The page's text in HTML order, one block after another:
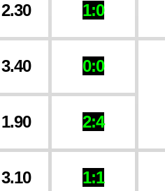
2.30 1:0
3.40 0:0
1.90 2:4
3.10 1:1